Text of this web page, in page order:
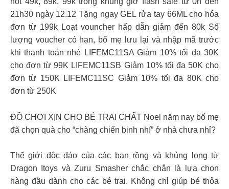
21h30 ngày 12.12 Tặng ngay GEL rửa tay 66ML cho hóa
đơn từ 199k Loạt vouncher hấp dẫn giảm đến 80k Số
lượng voucher có hạn, bố mẹ lưu lại và nhập mã trước
khi thanh toán nhé LIFEMC11SA Giảm 10% tối đa 30K
cho đơn từ 99K LIFEMC11SB Giảm 10% tối đa 50K cho
đơn từ 150K LIFEMC11SC Giảm 10% tối đa 80K cho
đơn từ 250K
ĐỒ CHƠI XỊN CHO BÉ TRAI CHẤT Noel năm nay bố mẹ
đã chọn quà cho “chàng chiến binh nhí” ở nhà chưa nhỉ?
Thế giới độc đáo của các bạn rồng và khủng long từ
Dragon Itoys và Zuru Smasher chắc chắn là lựa chọn
hàng đầu dành cho các bé trai. Không chỉ giúp bé thỏa